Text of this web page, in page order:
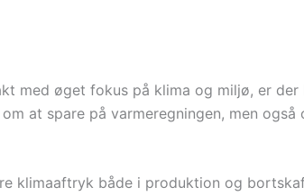
med øget fokus på klima og miljø, er
at spare på varmeregningen, men
klimaaftryk både i produktion og